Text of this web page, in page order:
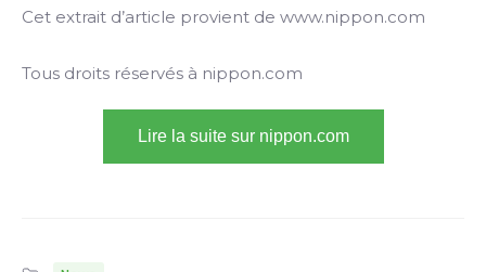
Cet extrait d’article provient de www.nippon.com
Tous droits réservés à nippon.com
Lire la suite sur nippon.com